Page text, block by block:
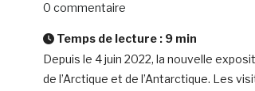
0 commentaire
Temps de lecture : 9 min
Depuis le 4 juin 2022, la nouvelle
de l’Arctique et de l’Antarctique. Les